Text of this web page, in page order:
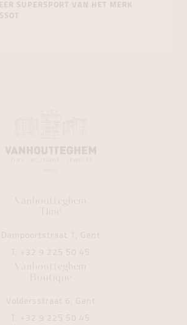
SUPERSPORT VAN HET MERK
Vanhoutteghem
Time
Dampoortstraat 1, Gent
T. +32 9 225 50 45
Vanhoutteghem
Boutique
Voldersstraat 6, Gent
T. +32 9 225 50 45